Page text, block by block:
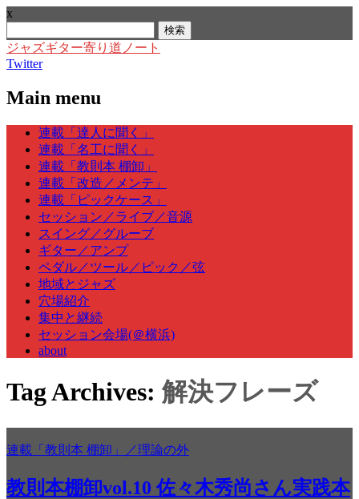
x
索:
ジャズギター寄り道ノート
Twitter
Main menu
Skip
content
連載「達人に聞く」
連載「名工に聞く」
連載「教則本 棚卸」
連載「改造／メンテ」
連載「ピックケース」
セッション／ライブ／音源
スイング／グルーブ
ギター／アンプ
ペダル／ツール／ピック／弦
地域とジャズ
穴場紹介
集中と継続
セッション会場(＠横浜)
about
Tag Archives: 解決フレーズ
連載「教則本 棚卸」／理論の外
教則本棚卸vol.10 佐々木秀尚さん実践本